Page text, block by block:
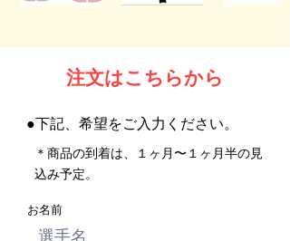
​注文はこちらから
●下記、希望をご入力ください。
＊商品の到着は、１ヶ月〜１ヶ月半の見
込み予定。
お名前